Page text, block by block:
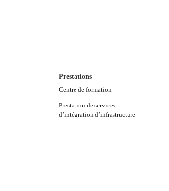
Prestations
Centre de formation
Prestation de services
d’intégration d’infrastructure